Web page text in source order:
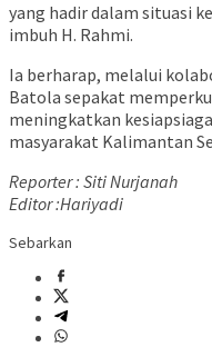
yang hadir dalam situasi
imbuh H. Rahmi.
Ia berharap, melalui
Batola sepakat
meningkatkan
masyarakat Kalimantan
Reporter : Siti Nurjanah
Editor :Hariyadi
Sebarkan